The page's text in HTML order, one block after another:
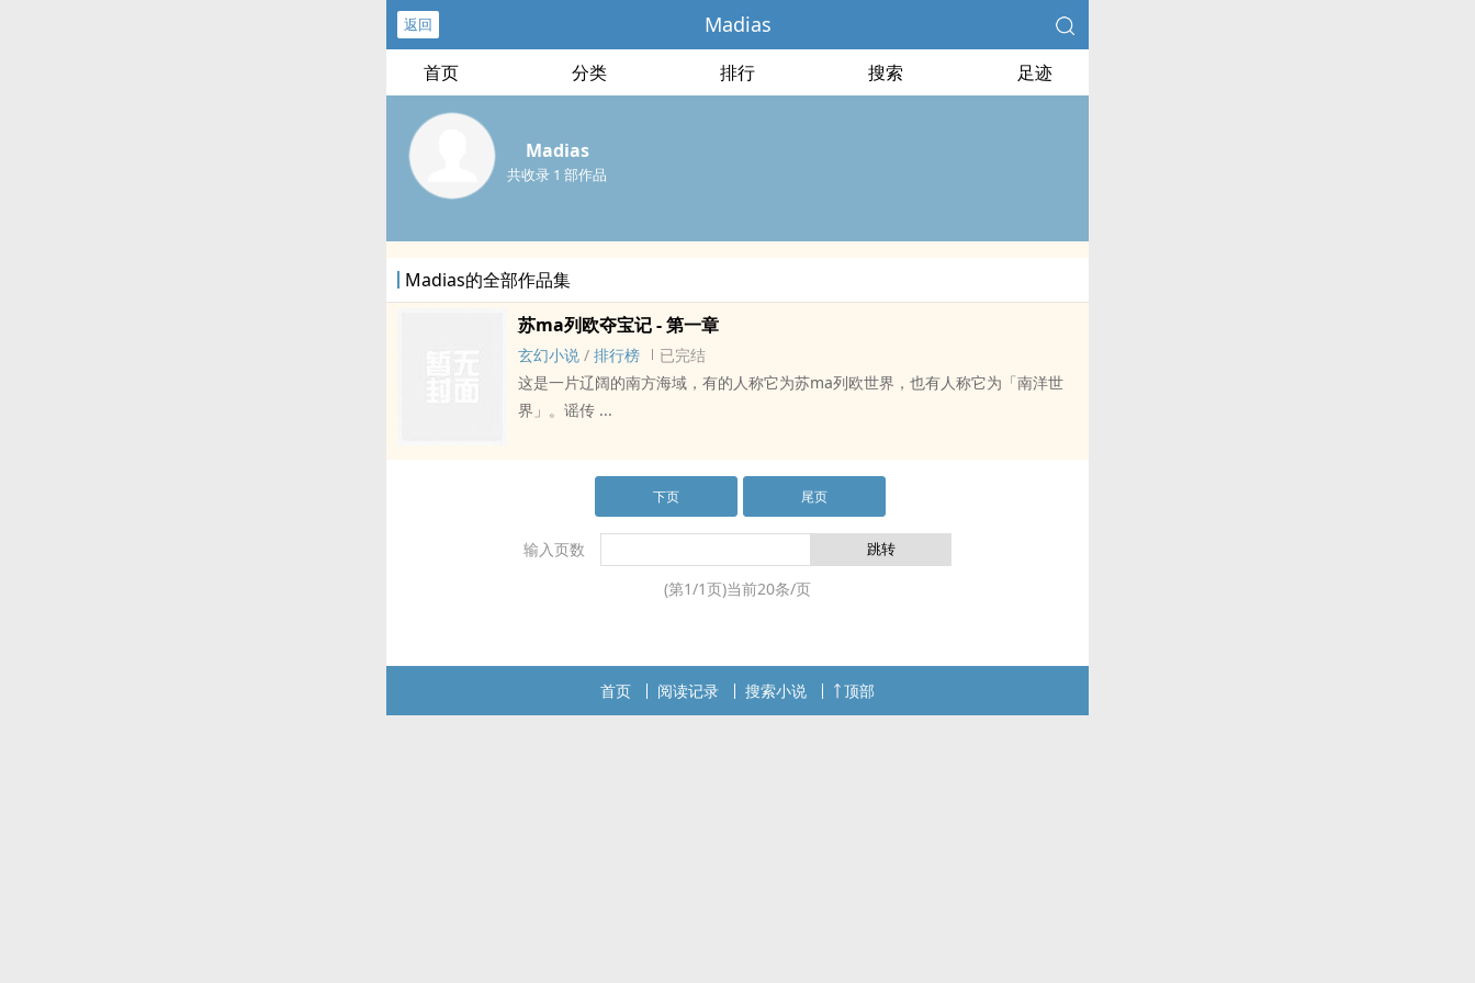
返回 Madias
首页 分类 排行 搜索 足迹
Madias
共收录 1 部作品
Madias的全部作品集
苏ma列欧夺宝记 - 第一章
玄幻小说 / 排行榜
已完结
这是一片辽阔的南方海域，有的人称它为苏ma列欧世界，也有人称它为「南洋世
界」。谣传 ...
下页 尾页
输入页数
(第1/1页)当前20条/页
首页 阅读记录 搜索小说 顶部